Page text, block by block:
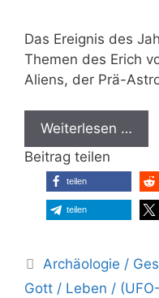
Das Ereignis des
Themen des Erich
Aliens, der Prä-
Weiterlesen …
Beitrag teilen
teilen
teilen
Kategorien
Archäologie /
Gott / Leben /